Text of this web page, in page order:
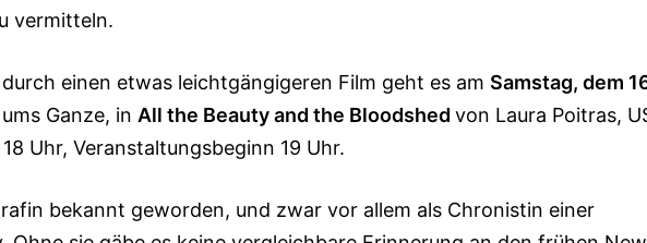
vermitteln.
einen etwas leichtgängigeren Film geht es am Samstag, dem
Ganze, in All the Beauty and the Bloodshed von Laura Poitras,
Uhr, Veranstaltungsbeginn 19 Uhr.
bekannt geworden, und zwar vor allem als Chronistin einer